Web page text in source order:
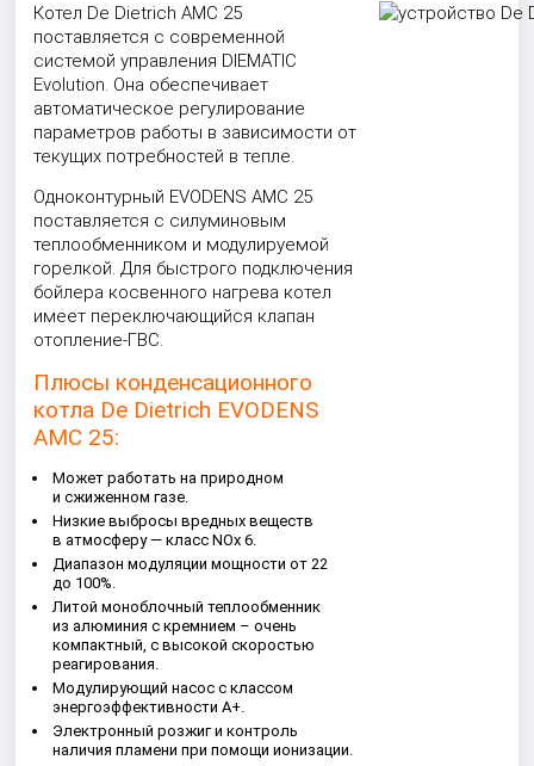
Котел De Dietrich AMC 25
поставляется с современной
системой управления DIEMATIC
Evolution. Она обеспечивает
автоматическое регулирование
параметров работы в зависимости от
текущих потребностей в тепле.
Одноконтурный EVODENS AMC 25
поставляется с силуминовым
теплообменником и модулируемой
горелкой. Для быстрого подключения
бойлера косвенного нагрева котел
имеет переключающийся клапан
отопление-ГВС.
Плюсы конденсационного
котла De Dietrich EVODENS
AMC 25:
Может работать на природном
и сжиженном газе.
Низкие выбросы вредных веществ
в атмосферу — класс NOx 6.
Диапазон модуляции мощности от 22
до 100%.
Литой моноблочный теплообменник
из алюминия с кремнием – очень
компактный, с высокой скоростью
реагирования.
Модулирующий насос с классом
энергоэффективности А+.
Электронный розжиг и контроль
наличия пламени при помощи ионизации.